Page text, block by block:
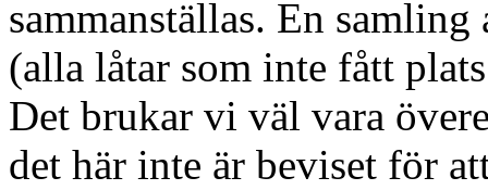
sammanställas. En
(alla låtar som inte fått
Det brukar vi väl vara
det här inte är beviset för